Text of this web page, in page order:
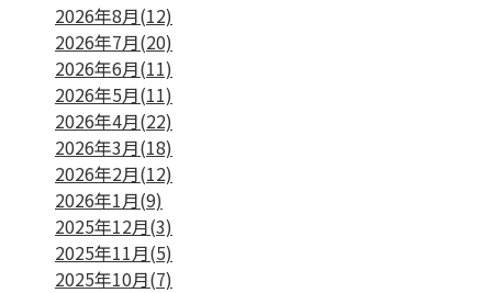
2026年8月(12)
2026年7月(20)
2026年6月(11)
2026年5月(11)
2026年4月(22)
2026年3月(18)
2026年2月(12)
2026年1月(9)
2025年12月(3)
2025年11月(5)
2025年10月(7)